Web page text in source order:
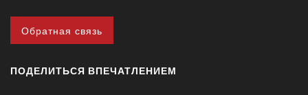
Обратная связь
ПОДЕЛИТЬСЯ ВПЕЧАТЛЕНИЕМ